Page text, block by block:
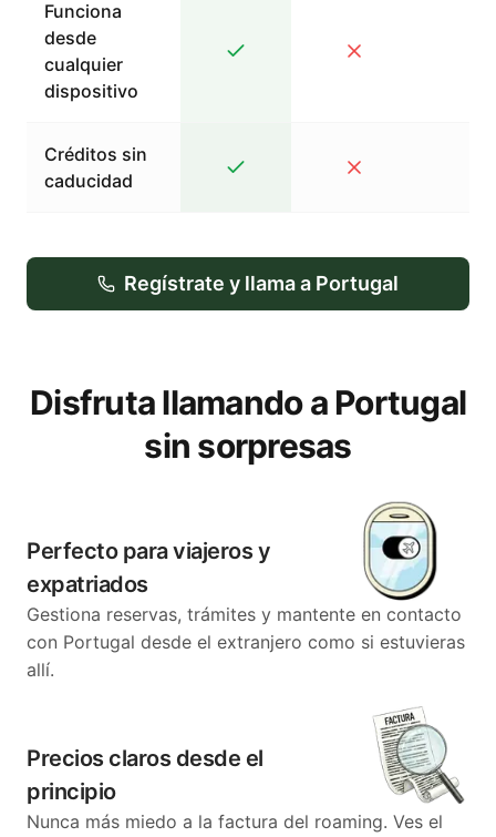
Funciona
desde
cualquier
dispositivo
Créditos sin
caducidad
Regístrate y llama a Portugal
Disfruta llamando a Portugal
sin sorpresas
Perfecto para viajeros y
expatriados
Gestiona reservas, trámites y mantente en contacto
con Portugal desde el extranjero como si estuvieras
allí.
Precios claros desde el
principio
Nunca más miedo a la factura del roaming. Ves el